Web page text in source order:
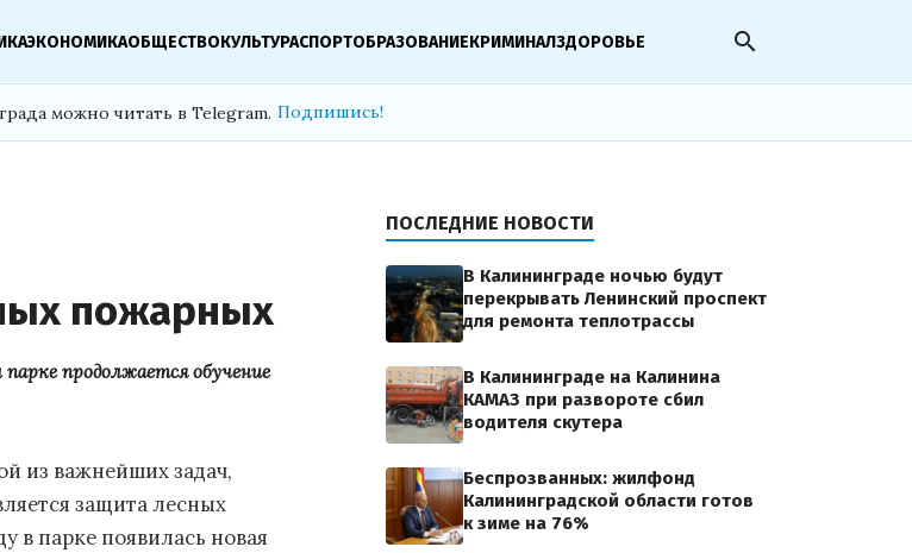
ЭКОНОМИКАОБЩЕСТВОКУЛЬТУРАСПОРТОБРАЗОВАНИЕКРИМИНАЛЗДОРОВЬЕ search
можно читать в Telegram. Подпишись!
пожарных
продолжается обучение
из важнейших задач,
защита лесных
в парке появилась новая
ПОСЛЕДНИЕ НОВОСТИ
В Калининграде ночью будут
перекрывать Ленинский проспект
для ремонта теплотрассы
В Калининграде на Калинина
КАМАЗ при развороте сбил
водителя скутера
Беспрозванных: жилфонд
Калининградской области готов
к зиме на 76%